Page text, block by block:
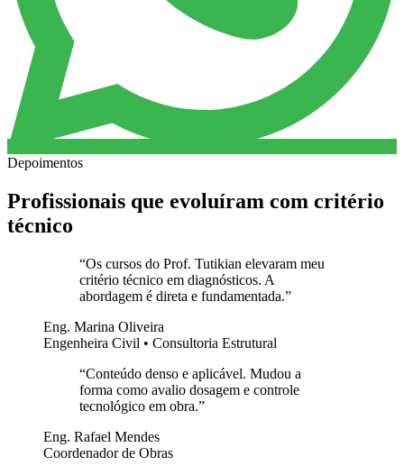
Depoimentos
Profissionais que evoluíram com critério
técnico
“Os cursos do Prof. Tutikian elevaram meu
critério técnico em diagnósticos. A
abordagem é direta e fundamentada.”
Eng. Marina Oliveira
Engenheira Civil • Consultoria Estrutural
“Conteúdo denso e aplicável. Mudou a
forma como avalio dosagem e controle
tecnológico em obra.”
Eng. Rafael Mendes
Coordenador de Obras